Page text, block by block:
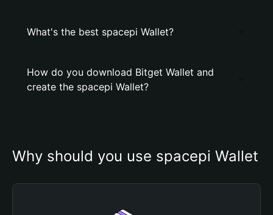
What's the best spacepi Wallet?
How do you download Bitget Wallet and
create the spacepi Wallet?
Why should you use spacepi Wallet